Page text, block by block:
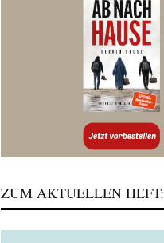
ZUM AKTUELLEN HEFT: